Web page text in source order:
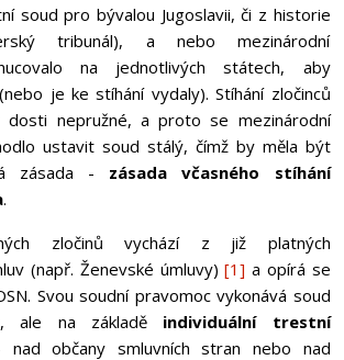
soud pro bývalou Jugoslavii, či z historie
tribunál), a nebo mezinárodní
na jednotlivých státech, aby
je ke stíhání vydaly). Stíhání zločinců
dosti nepružné, a proto se mezinárodní
ustavit soud stálý, čímž by měla být
zásada - zásada včasného stíhání
.
zločinů vychází z již platných
(např. Ženevské úmluvy)[1] a opírá se
Svou soudní pravomoc vykonává soud
ale na základě individuální trestní
občany smluvních stran nebo nad